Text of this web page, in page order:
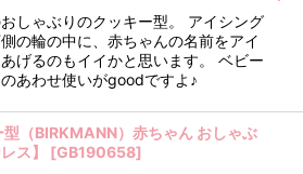
しゃぶりのクッキー型。 アイシング
の輪の中に、赤ちゃんの名前をアイ
げるのもイイかと思います。 ベビー
あわせ使いがgoodですよ♪
型（BIRKMANN）赤ちゃん おしゃぶ
ス】
[GB190658]